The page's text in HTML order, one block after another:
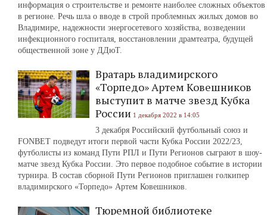
информация о строительстве и ремонте наиболее сложных объектов
в регионе. Речь шла о вводе в строй проблемных жилых домов во
Владимире, надежности энергосетевого хозяйства, возведении
инфекционного госпиталя, восстановлении драмтеатра, будущей
общественной зоне у ДДюТ.
Вратарь владимирского
«Торпедо» Артем Ковешников
выступит в матче звезд Кубка
России 1 декабря 2022 в 14:05
3 декабря Российский футбольный союз и
FONBET подведут итоги первой части Кубка России 2022/23,
футболисты из команд Пути РПЛ и Пути Регионов сыграют в шоу-
матче звезд Кубка России. Это первое подобное событие в истории
турнира. В состав сборной Пути Регионов приглашен голкипер
владимирского «Торпедо» Артем Ковешников.
Тюремной библиотеке